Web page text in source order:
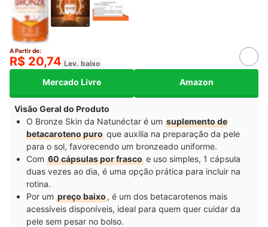
A Partir de:
R$ 20,74 Lev. baixo
Mercado Livre Amazon
Visão Geral do Produto
O Bronze Skin da Natunéctar é um suplemento de
betacaroteno puro que auxilia na preparação da pele
para o sol, favorecendo um bronzeado uniforme.
Com 60 cápsulas por frasco e uso simples, 1 cápsula
duas vezes ao dia, é uma opção prática para incluir na
rotina.
Por um preço baixo, é um dos betacarotenos mais
acessíveis disponíveis, ideal para quem quer cuidar da
pele sem pesar no bolso.